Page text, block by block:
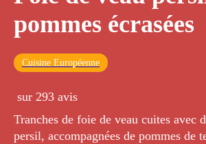
pommes écrasées
Cuisine Européenne
sur 293 avis
Tranches de foie de veau cuites avec
persil, accompagnées de pommes de